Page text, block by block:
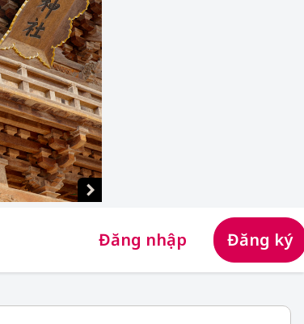
Đăng nhập Đăng ký